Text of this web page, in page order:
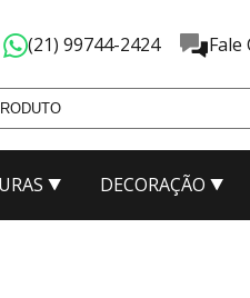
(21) 99744-2424 Fale
DECORAÇÃO